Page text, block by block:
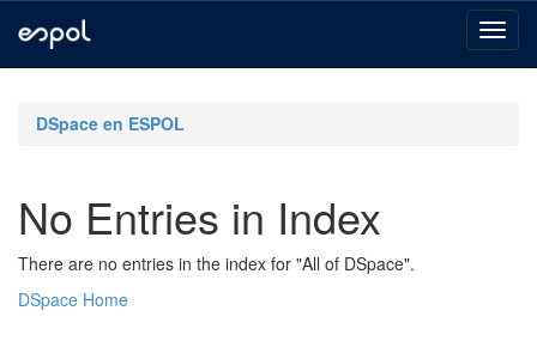
navigationDSpace en ESPOL
No Entries in Index
There are no entries in the index for "All of DSpace".
DSpace Home